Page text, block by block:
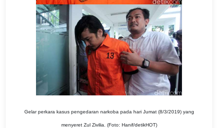
Gelar perkara kasus pengedaran narkoba pada hari Jumat (8/3/2019) yang
menyeret Zul Zivilia. (Foto: Hanif/detikHOT)